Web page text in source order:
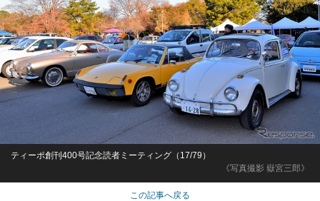
《写真撮影 嶽宮三郎》
ティーポ創刊400号記念読者ミーティング（17/79）
この記事へ戻る